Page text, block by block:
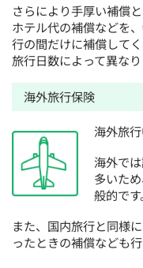
さらにより手厚い補償
ホテル代の補償などを
行の間だけに補償して
旅行日数によって異なり
海外旅行保険
海外旅
海外で
多いた
般的です
また、国内旅行と同様
ったときの補償なども行